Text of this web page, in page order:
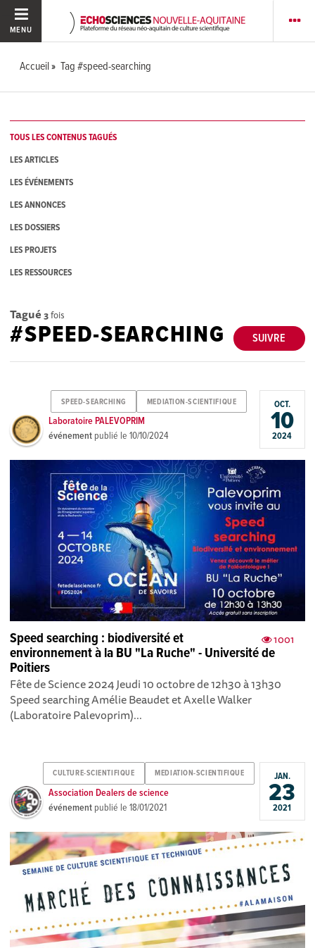
MENU
Accueil Tag #speed-searching
TOUS LES CONTENUS TAGUÉS
LES ARTICLES
LES ÉVÉNEMENTS
LES ANNONCES
LES DOSSIERS
LES PROJETS
LES RESSOURCES
Tagué 3fois
SUIVRE
#SPEED-SEARCHING
SPEED-SEARCHING MEDIATION-SCIENTIFIQUE
Laboratoire PALEVOPRIM
événement publié le10/10/2024
OCT.
10
2024
1001
Speed searching : biodiversité et
environnement à la BU "La Ruche" - Université de
Poitiers
Fête de Science 2024 Jeudi 10 octobre de 12h30 à 13h30
Speed searching Amélie Beaudet et Axelle Walker
(Laboratoire Palevoprim)...
CULTURE-SCIENTIFIQUE MEDIATION-SCIENTIFIQUE
Association Dealers de science
événement publié le18/01/2021
JAN.
23
2021